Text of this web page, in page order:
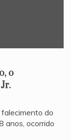
o
do
anos, ocorrido